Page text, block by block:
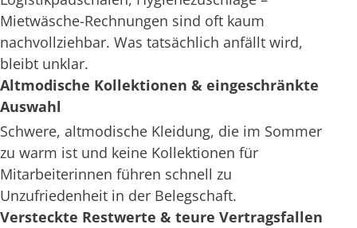
Mietwäsche-Rechnungen sind oft kaum
nachvollziehbar. Was tatsächlich anfällt wird,
bleibt unklar.
Altmodische Kollektionen & eingeschränkte
Auswahl
Schwere, altmodische Kleidung, die im Sommer
zu warm ist und keine Kollektionen für
Mitarbeiterinnen führen schnell zu
Unzufriedenheit in der Belegschaft.
Versteckte Restwerte & teure Vertragsfallen